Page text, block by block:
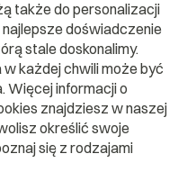
F G H
I
O P Q
X Y Z
także do personalizacji
doświadczenie
stale doskonalimy.
każdej chwili może być
Więcej informacji o
znajdziesz w naszej
określić swoje
się z rodzajami